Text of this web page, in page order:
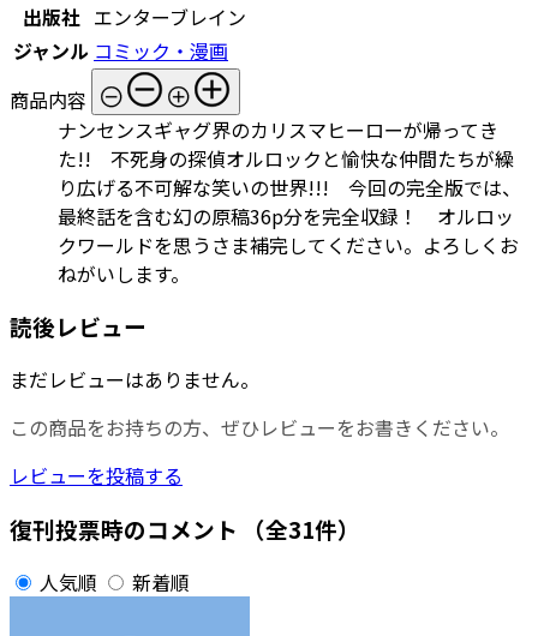
出版社 エンターブレイン
ジャンル コミック・漫画
商品内容
ナンセンスギャグ界のカリスマヒーローが帰ってき
た!! 不死身の探偵オルロックと愉快な仲間たちが繰
り広げる不可解な笑いの世界!!! 今回の完全版では、
最終話を含む幻の原稿36p分を完全収録！ オルロッ
クワールドを思うさま補完してください。よろしくお
ねがいします。
読後レビュー
まだレビューはありません。
この商品をお持ちの方、ぜひレビューをお書きください。
レビューを投稿する
復刊投票時のコメント （全31件）
人気順 新着順